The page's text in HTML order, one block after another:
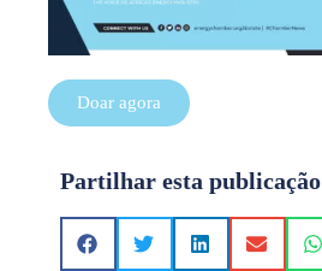
Doar agora
Partilhar esta publicação